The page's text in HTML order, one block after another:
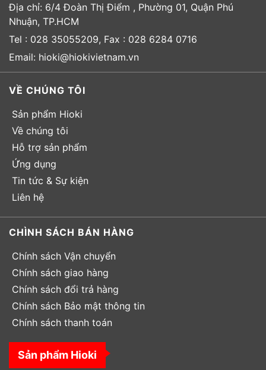
Địa chỉ: 6/4 Đoàn Thị Điểm , Phường 01, Quận Phú
Nhuận, TP.HCM
Tel : 028 35055209, Fax : 028 6284 0716
Email: hioki@hiokivietnam.vn
VỀ CHÚNG TÔI
Sản phẩm Hioki
Về chúng tôi
Hỗ trợ sản phẩm
Ứng dụng
Tin tức & Sự kiện
Liên hệ
CHÌNH SÁCH BÁN HÀNG
Chính sách Vận chuyển
Chính sách giao hàng
Chính sách đổi trả hàng
Chính sách Bảo mật thông tin
Chính sách thanh toán
Sản phẩm Hioki